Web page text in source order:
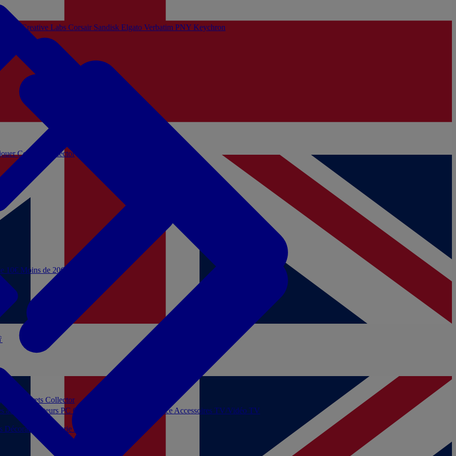
10€ Moins de 20€
Décoration PapeterieJeux de société
Coffrets Collector
Coffrets Collector
audio Moniteurs PC Casques filaires Audio Licence Accessoires TV/Vidéo TV
Creative Labs Corsair Sandisk Elgato Verbatim PNY Keychron